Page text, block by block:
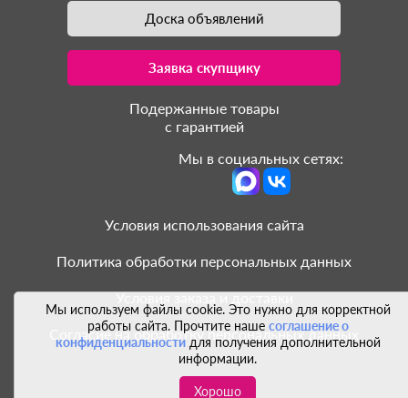
Мы используем файлы cookie. Это нужно для корректной
работы сайта. Прочтите наше соглашение о
конфиденциальностидля получения дополнительной
информации.
Хорошо
Доска объявлений
Заявка скупщику
Подержанные товары
с гарантией
Мы в социальных сетях:
Условия использования сайта
Политика обработки персональных данных
Условия заказа и доставки
Согласие на обработку персональных данных